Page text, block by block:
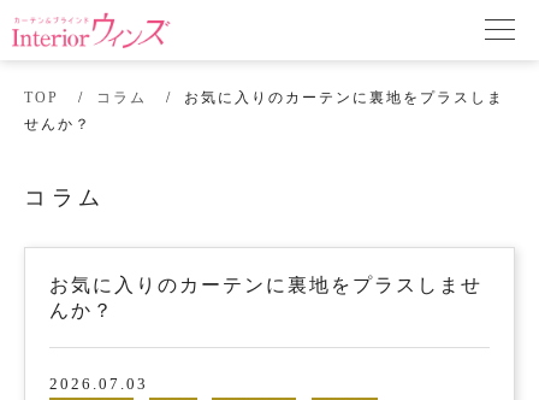
TOP コラム
お気に入りのカーテンに裏地をプラスしま
せんか？
コラム
お気に入りのカーテンに裏地をプラスしませ
んか？
2026.07.03